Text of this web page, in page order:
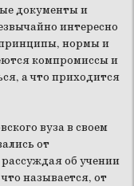
документы и
интересно
принципы, нормы и
компромиссы и
а что приходится
вуза в своем
от
об учении
называется, от